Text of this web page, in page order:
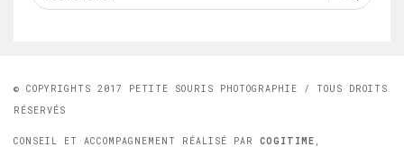
© COPYRIGHTS 2017 PETITE SOURIS PHOTOGRAPHIE / TOUS DROITS
RÉSERVÉS
CONSEIL ET ACCOMPAGNEMENT RÉALISÉ PAR COGITIME ,